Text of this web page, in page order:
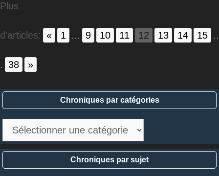
Plus
d'articles: « 1 ... 9 10 11 12 13 14 15 ..
. 38 »
Chroniques par catégories
catégories
Chroniques par sujet